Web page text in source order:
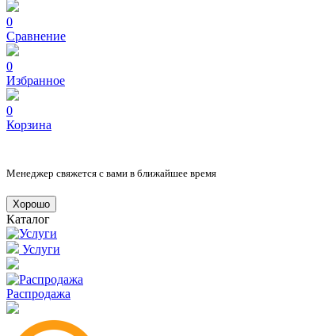
0
Сравнение
0
Избранное
0
Корзина
Менеджер свяжется с вами в ближайшее время
Хорошо
Каталог
Услуги
Распродажа